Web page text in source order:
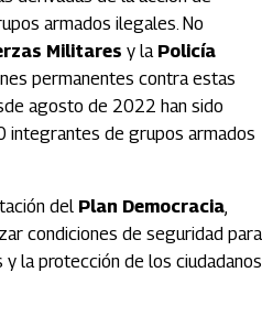
armados ilegales. No
Militares y la Policía
permanentes contra estas
agosto de 2022 han sido
integrantes de grupos armados
del Plan Democracia,
condiciones de seguridad para
la protección de los ciudadanos